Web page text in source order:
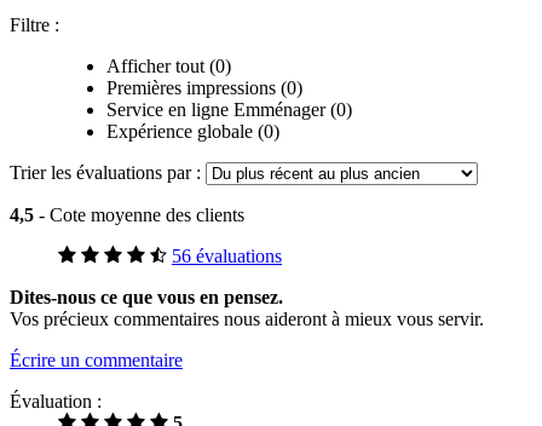
Filtre :
Afficher tout (0)
Premières impressions (0)
Service en ligne Emménager (0)
Expérience globale (0)
Trier les évaluations par :
4,5 - Cote moyenne des clients
56 évaluations
Dites-nous ce que vous en pensez.
Vos précieux commentaires nous aideront à mieux vous servir.
Écrire un commentaire
Évaluation :